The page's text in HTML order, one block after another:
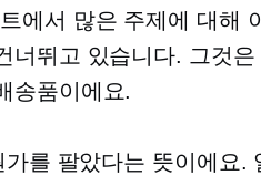
에서 많은 주제에 대해
너뛰고 있습니다. 그것은
송품이에요.
를 팔았다는 뜻이에요.